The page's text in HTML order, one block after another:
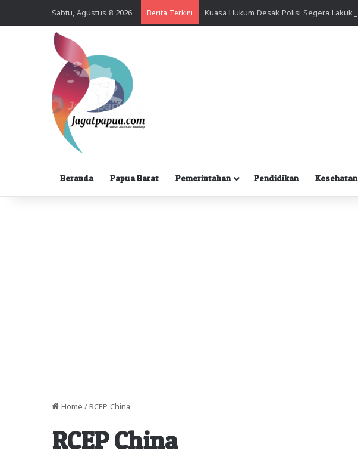
Sabtu, Agustus 8 2026 Berita Terkini
Beranda Papua Barat Pemerintahan Pendidikan Kesehatan
Home / RCEP China
RCEP China